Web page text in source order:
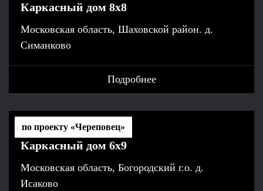
Каркасный дом 8х8
Московская область, Шаховской район. д.
Симанково
Подробнее
Каркасный дом 6х9
Московская область, Богородский г.о. д.
Исаково
по проекту «Череповец»